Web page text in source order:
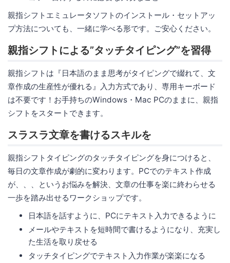
親指シフトエミュレータソフトのインストール・セットアッ
プ方法についても、一緒に学べる形です。ご安心ください。
親指シフトによる”タッチタイピング”を習得
親指シフトは『日本語のまま思考がタイピングで綴れて、文
章作成の生産性が優れる』入力方式であり、専用キーボード
は不要です！お手持ちのWindows・Mac PCのままに、親指
シフトをスタートできます。
スラスラ文章を書けるスキルを
親指シフトタイピングのタッチタイピングを身につけると、
毎日の文章作成が劇的に変わります。PCでのテキスト作成
が、、、というお悩みを解決、文章の仕事を楽に終わらせる
一歩を踏み出せるワークショップです。
日本語を話すように、PCにテキスト入力できるように
メールやテキストを短時間で書けるようになり、充実し
た生活を取り戻せる
タッチタイピングでテキスト入力作業が楽楽になる